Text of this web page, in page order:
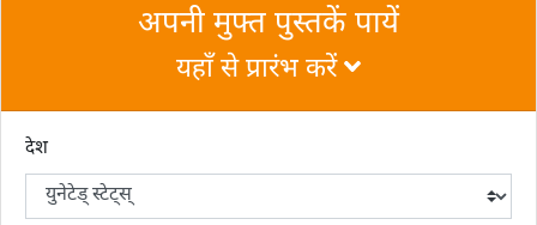
अपनी मुफ्त पुस्तकें पायें
यहाँ से प्रारंभ करें
देश